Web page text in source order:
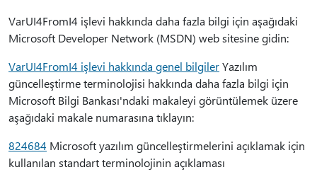
VarUI4FromI4 işlevi hakkında daha fazla bilgi için aşağıdaki
Microsoft Developer Network (MSDN) web sitesine gidin:
VarUI4FromI4 işlevi hakkında genel bilgilerYazılım
güncelleştirme terminolojisi hakkında daha fazla bilgi için
Microsoft Bilgi Bankası'ndaki makaleyi görüntülemek üzere
aşağıdaki makale numarasına tıklayın:
824684 Microsoft yazılım güncelleştirmelerini açıklamak için
kullanılan standart terminolojinin açıklaması